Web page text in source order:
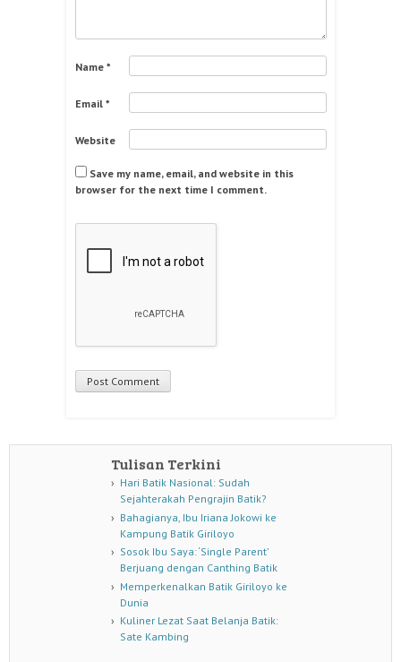
Name *
Email *
Website
Save my name, email, and website in this
browser for the next time I comment.
Tulisan Terkini
Hari Batik Nasional: Sudah
Sejahterakah Pengrajin Batik?
Bahagianya, Ibu Iriana Jokowi ke
Kampung Batik Giriloyo
Sosok Ibu Saya: ‘Single Parent’
Berjuang dengan Canthing Batik
Memperkenalkan Batik Giriloyo ke
Dunia
Kuliner Lezat Saat Belanja Batik:
Sate Kambing